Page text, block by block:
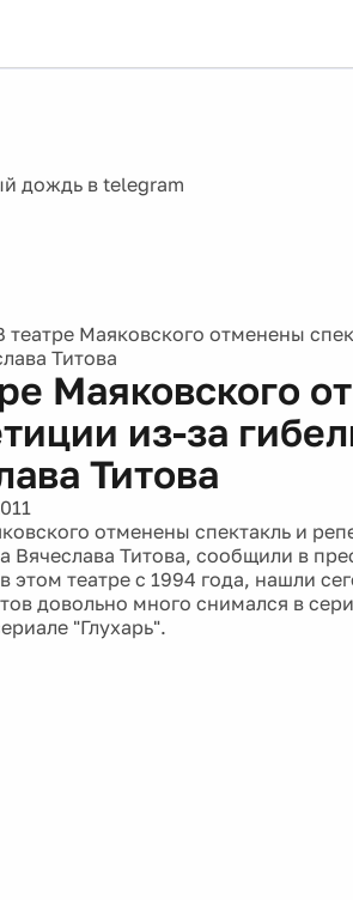
театре Маяковского отменены
Титова
Маяковского
из-за
Титова
отменены спектакль и
Вячеслава Титова, сообщили в
этом театре с 1994 года, нашли
довольно много снимался в
"Глухарь".